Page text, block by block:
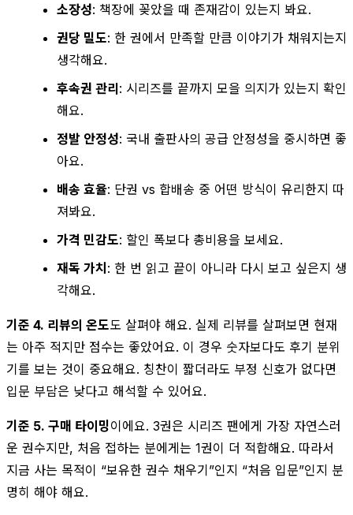
소장성: 책장에 꽂았을 때 존재감이 있는지 봐요.
권당 밀도: 한 권에서 만족할 만큼 이야기가 채워지는지
생각해요.
후속권 관리: 시리즈를 끝까지 모을 의지가 있는지 확인
해요.
정발 안정성: 국내 출판사의 공급 안정성을 중시하면 좋
아요.
배송 효율: 단권 vs 합배송 중 어떤 방식이 유리한지 따
져봐요.
가격 민감도: 할인 폭보다 총비용을 보세요.
재독 가치: 한 번 읽고 끝이 아니라 다시 보고 싶은지 생
각해요.
기준 4. 리뷰의 온도도 살펴야 해요. 실제 리뷰를 살펴보면 현재
는 아주 적지만 점수는 좋았어요. 이 경우 숫자보다도 후기 분위
기를 보는 것이 중요해요. 칭찬이 짧더라도 부정 신호가 없다면
입문 부담은 낮다고 해석할 수 있어요.
기준 5. 구매 타이밍이에요. 3권은 시리즈 팬에게 가장 자연스러
운 권수지만, 처음 접하는 분에게는 1권이 더 적합해요. 따라서
지금 사는 목적이 “보유한 권수 채우기”인지 “처음 입문”인지 분
명히 해야 해요.